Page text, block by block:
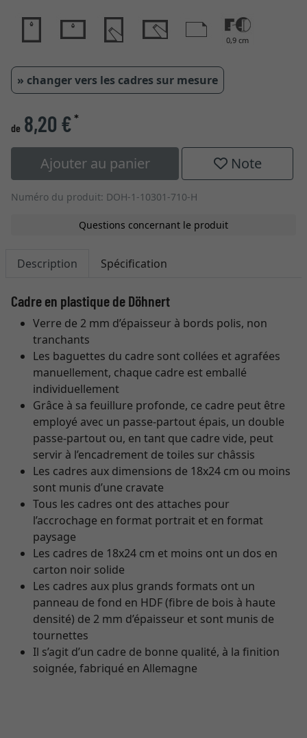
0,9 cm
» changer vers les cadres sur mesure
de 8,20 €*
Ajouter au panier Note
Numéro du produit: DOH-1-10301-710-H
Questions concernant le produit
Description Spécification
Cadre en plastique de Döhnert
Verre de 2 mm d’épaisseur à bords polis, non
tranchants
Les baguettes du cadre sont collées et agrafées
manuellement, chaque cadre est emballé
individuellement
Grâce à sa feuillure profonde, ce cadre peut être
employé avec un passe-partout épais, un double
passe-partout ou, en tant que cadre vide, peut
servir à l’encadrement de toiles sur châssis
Les cadres aux dimensions de 18x24 cm ou moins
sont munis d’une cravate
Tous les cadres ont des attaches pour
l’accrochage en format portrait et en format
paysage
Les cadres de 18x24 cm et moins ont un dos en
carton noir solide
Les cadres aux plus grands formats ont un
panneau de fond en HDF (fibre de bois à haute
densité) de 2 mm d’épaisseur et sont munis de
tournettes
Il s’agit d’un cadre de bonne qualité, à la finition
soignée, fabriqué en Allemagne